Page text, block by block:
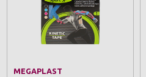
MEGAPLAST